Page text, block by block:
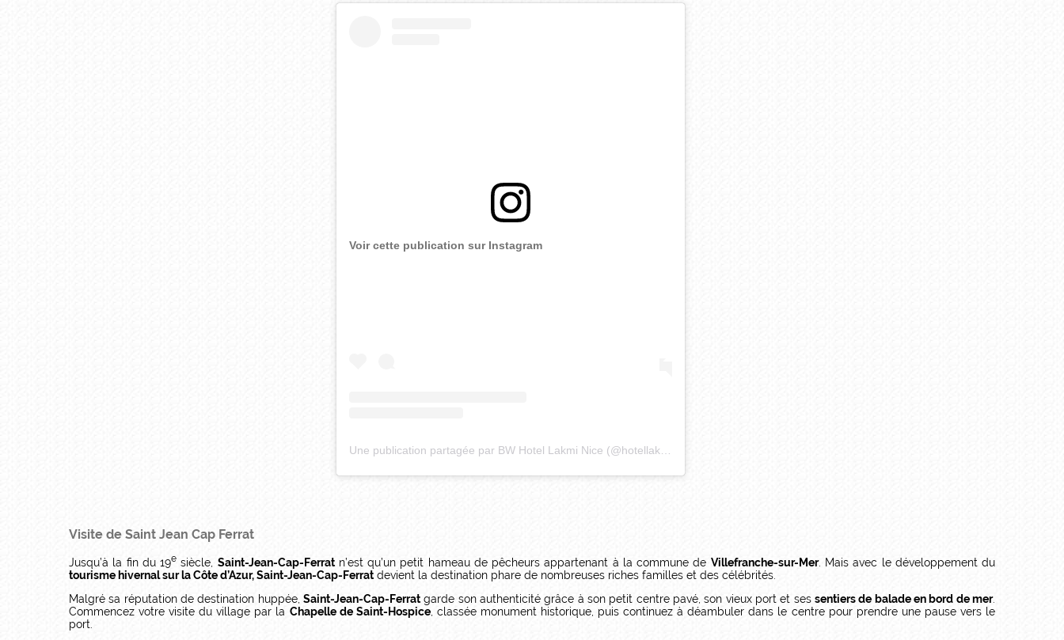
Voir cette publication sur Instagram
Visite de Saint Jean Cap Ferrat
Jusqu’à la fin du 19e siècle, Saint-Jean-Cap-Ferratn’est qu’un petit hameau de pêcheurs appartenant à la commune de Villefranche-sur-Mer. Mais avec le développement du
tourisme hivernal sur la Côte d’Azur, Saint-Jean-Cap-Ferrat devient la destination phare de nombreuses riches familles et des célébrités.
Malgré sa réputation de destination huppée, Saint-Jean-Cap-Ferrat garde son authenticité grâce à son petit centre pavé, son vieux port et ses sentiers de balade en bord de mer.
Commencez votre visite du village par la Chapelle de Saint-Hospice, classée monument historique, puis continuez à déambuler dans le centre pour prendre une pause vers le
port.